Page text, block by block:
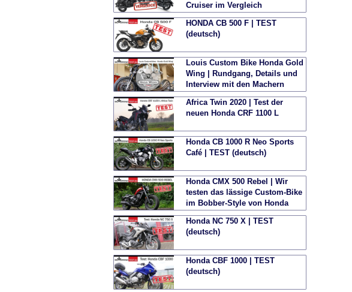
Cruiser im Vergleich
HONDA CB 500 F | TEST
(deutsch)
Louis Custom Bike Honda Gold
Wing | Rundgang, Details und
Interview mit den Machern
Africa Twin 2020 | Test der
neuen Honda CRF 1100 L
Honda CB 1000 R Neo Sports
Café | TEST (deutsch)
Honda CMX 500 Rebel | Wir
testen das lässige Custom-Bike
im Bobber-Style von Honda
Honda NC 750 X | TEST
(deutsch)
Honda CBF 1000 | TEST
(deutsch)